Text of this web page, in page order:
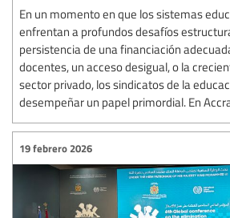
En un momento en que los sistemas
enfrentan a profundos desafíos
persistencia de una financiación
docentes, un acceso desigual, o la
sector privado, los sindicatos de la
desempeñar un papel primordial. En
19 febrero 2026